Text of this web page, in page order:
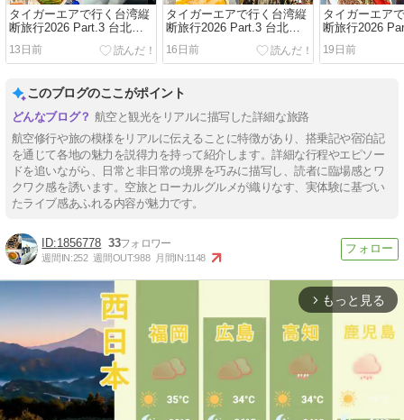
タイガーエアで行く台湾縦
断旅行2026 Part.3 台北編 /
Vol.3 IT202 台北→成田搭乗
記 ～Homee KITCHENとプ
13日前
タイガーエアで行く台湾縦
断旅行2026 Part.3 台北編 /
Vol.2 南機場夜市 台北最後
の夜はローカルグルメ三昧
16日前
タイガーエア
断旅行2026
Vol.1 シーザ
宿泊記〜陽明
19日前
このブログのここがポイント
航空と観光をリアルに描写した詳細な旅路
航空修行や旅の模様をリアルに伝えることに特徴があり、搭乗記や宿泊記
を通じて各地の魅力を説得力を持って紹介します。詳細な行程やエピソー
ドを追いながら、日常と非日常の境界を巧みに描写し、読者に臨場感とワ
クワク感を誘います。空旅とローカルグルメが織りなす、実体験に基づい
たライブ感あふれる内容が魅力です。
1856778 33
週間IN:252 週間OUT:988 月間IN:1148
arrow_forward_ios もっと見る